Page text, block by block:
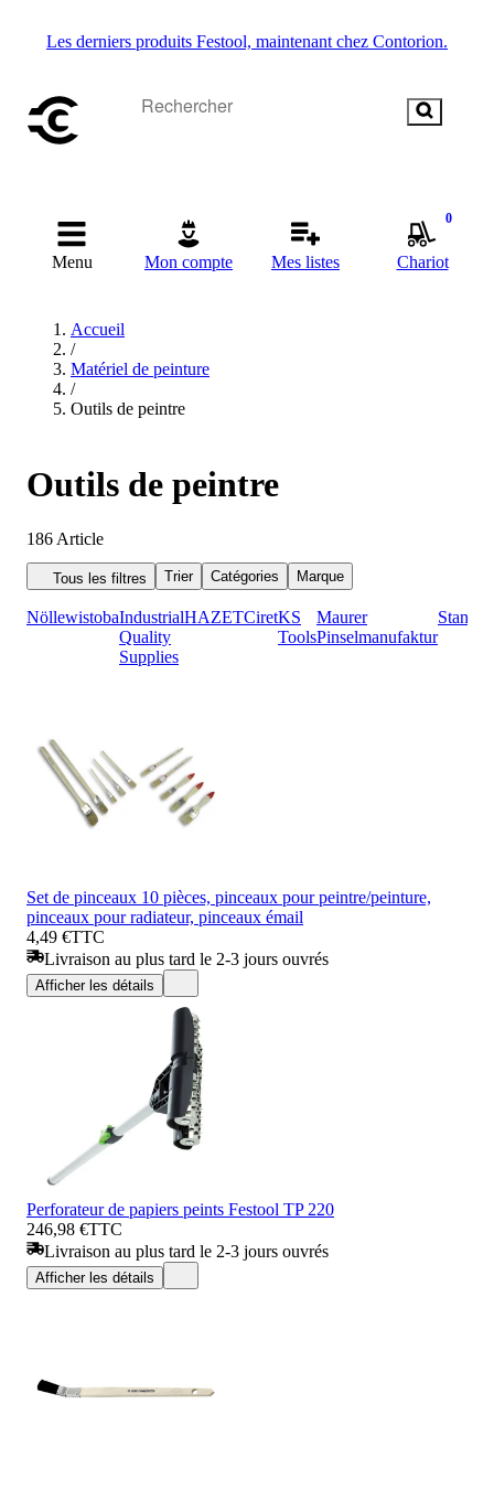
Les derniers produits Festool, maintenant chez Contorion.
Menu Mon compte Mes listes
0
Chariot
Accueil
/
Matériel de peinture
/
Outils de peintre
Outils de peintre
186 Article
Tous les filtres Trier Catégories Marque
NöllewistobaIndustrial
Quality
Supplies
HAZETCiretKS
Tools
Maurer
Pinselmanufaktur
Stannol
Set de pinceaux 10 pièces, pinceaux pour peintre/peinture,
pinceaux pour radiateur, pinceaux émail
4,49 €TTC
Livraison au plus tard le 2-3 jours ouvrés
Afficher les détails
Perforateur de papiers peints Festool TP 220
246,98 €TTC
Livraison au plus tard le 2-3 jours ouvrés
Afficher les détails